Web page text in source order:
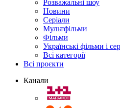
Розважальні шоу
Новини
Серіали
Мультфільми
Фільми
Українські фільми і
Всі категорії
Всі проєкти
Канали